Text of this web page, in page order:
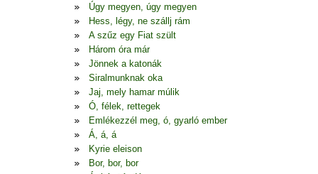
Úgy megyen, úgy megyen
Hess, légy, ne szállj rám
A szűz egy Fiat szült
Három óra már
Jönnek a katonák
Siralmunknak oka
Jaj, mely hamar múlik
Ó, félek, rettegek
Emlékezzél meg, ó, gyarló ember
Á, á, á
Kyrie eleison
Bor, bor, bor